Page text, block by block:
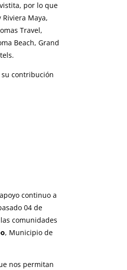
por lo que
Maya,
Travel,
Beach, Grand
su contribución
continuo a
04 de
comunidades
, Municipio de
nos permitan